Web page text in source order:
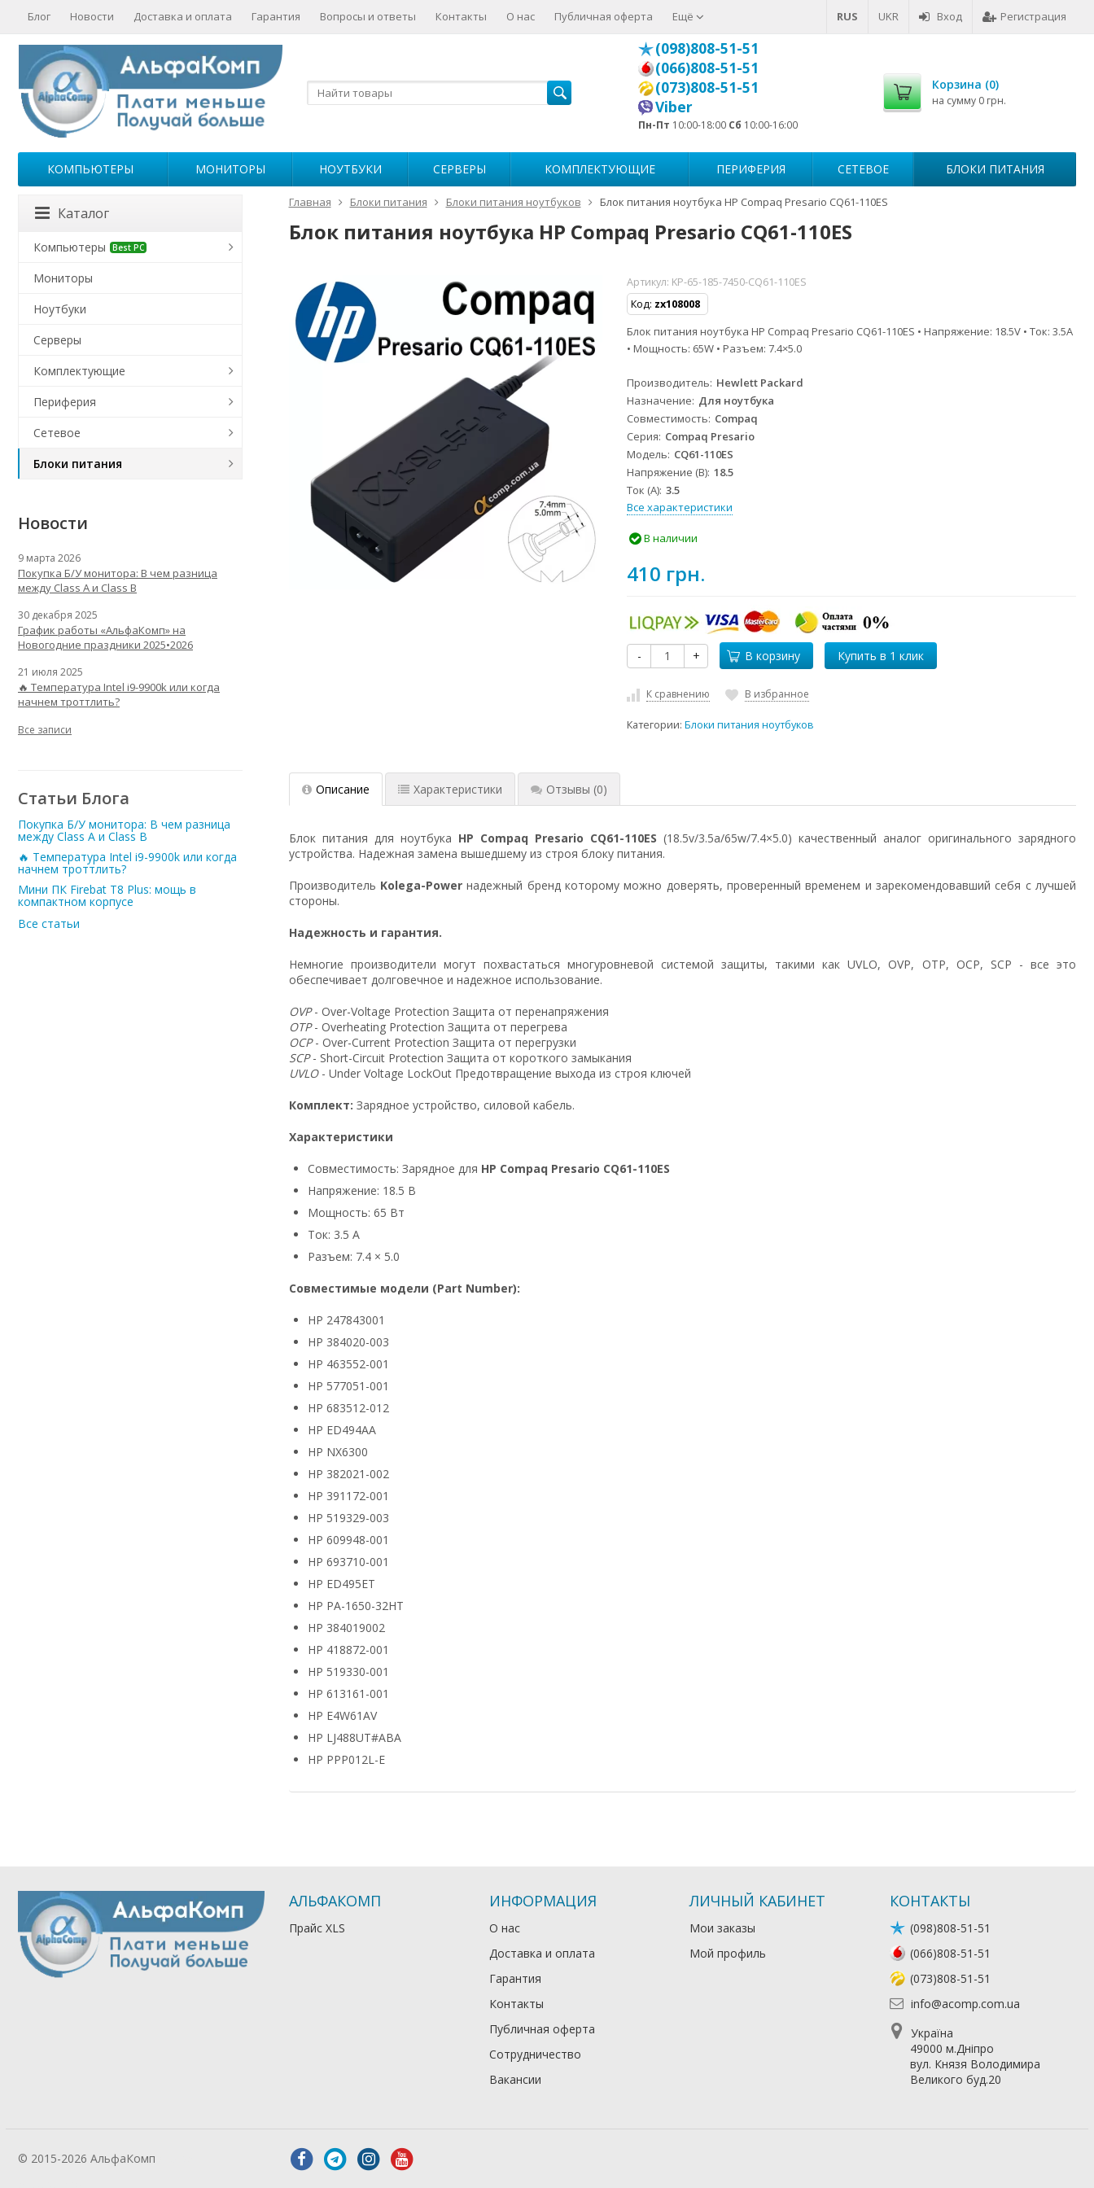
RUS UKR Вход Регистрация
Блог Новости Доставка и оплата Гарантия Вопросы и ответы Контакты О нас Публичная оферта Ещё
(098)808-51-51
(066)808-51-51
(073)808-51-51
Viber
Пн-Пт 10:00-18:00 Сб 10:00-16:00
Корзина (0)
на сумму 0 грн.
КОМПЬЮТЕРЫ МОНИТОРЫ НОУТБУКИ СЕРВЕРЫ КОМПЛЕКТУЮЩИЕ ПЕРИФЕРИЯ СЕТЕВОЕ БЛОКИ ПИТАНИЯ
Главная Блоки питания Блоки питания ноутбуков Блок питания ноутбука HP Compaq Presario CQ61-110ES
Блок питания ноутбука HP Compaq Presario CQ61-110ES
Артикул: KP-65-185-7450-CQ61-110ES
Код: zx108008
Блок питания ноутбука HP Compaq Presario CQ61-110ES • Напряжение: 18.5V • Ток: 3.5A
• Мощность: 65W • Разъем: 7.4×5.0
Производитель Hewlett Packard
Назначение Для ноутбука
Совместимость Compaq
Серия Compaq Presario
Модель CQ61-110ES
Напряжение (В) 18.5
Ток (А) 3.5
Все характеристики
В наличии
410 грн.
- + В корзину
К сравнению В избранное
Категории:Блоки питания ноутбуков
Описание Характеристики Отзывы (0)
Блок питания для ноутбука HP Compaq Presario CQ61-110ES (18.5v/3.5a/65w/7.4×5.0) качественный аналог оригинального зарядного
устройства. Надежная замена вышедшему из строя блоку питания.
Производитель Kolega-Powerнадежный бренд которому можно доверять, проверенный временем и зарекомендовавший себя с лучшей
стороны.
Надежность и гарантия.
Немногие производители могут похвастаться многуровневой системой защиты, такими как UVLO, OVP, OTP, OCP, SCP - все это
обеспечивает долговечное и надежное использование.
OVP- Over-Voltage Protection Защита от перенапряжения
OTP- Overheating Protection Защита от перегрева
OCP- Over-Current Protection Защита от перегрузки
SCP- Short-Circuit Protection Защита от короткого замыкания
UVLO- Under Voltage LockOut Предотвращение выхода из строя ключей
Комплект: Зарядное устройство, силовой кабель.
Характеристики
Совместимость: Зарядное для HP Compaq Presario CQ61-110ES
Напряжение: 18.5 В
Мощность: 65 Вт
Ток: 3.5 А
Разъем: 7.4 × 5.0
Совместимые модели (Part Number):
HP 247843001
HP 384020-003
HP 463552-001
HP 577051-001
HP 683512-012
HP ED494AA
HP NX6300
HP 382021-002
HP 391172-001
HP 519329-003
HP 609948-001
HP 693710-001
HP ED495ET
HP PA-1650-32HT
HP 384019002
HP 418872-001
HP 519330-001
HP 613161-001
HP E4W61AV
HP LJ488UT#ABA
HP PPP012L-E
Каталог
Компьютеры Best PC
Мониторы
Ноутбуки
Серверы
Комплектующие
Периферия
Сетевое
Блоки питания
Новости
9 марта 2026
Покупка Б/У монитора: В чем разница
между Class A и Class B
30 декабря 2025
График работы «АльфаКомп» на
Новогодние праздники 2025•2026
21 июля 2025
🔥 Температура Intel i9-9900k или когда
начнем троттлить?
Все записи
Статьи Блога
Покупка Б/У монитора: В чем разница
между Class A и Class B
🔥 Температура Intel i9-9900k или когда
начнем троттлить?
Мини ПК Firebat T8 Plus: мощь в
компактном корпусе
Все статьи
АЛЬФАКОМП
Прайс XLS
ИНФОРМАЦИЯ
О нас
Доставка и оплата
Гарантия
Контакты
Публичная оферта
Сотрудничество
Вакансии
ЛИЧНЫЙ КАБИНЕТ
Мои заказы
Мой профиль
КОНТАКТЫ
(098)808-51-51
(066)808-51-51
(073)808-51-51
info@acomp.com.ua
Україна
49000 м.Дніпро
вул. Князя Володимира
Великого буд.20
© 2015-2026 АльфаКомп